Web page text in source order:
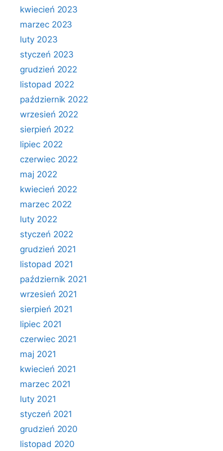
kwiecień 2023
marzec 2023
luty 2023
styczeń 2023
grudzień 2022
listopad 2022
październik 2022
wrzesień 2022
sierpień 2022
lipiec 2022
czerwiec 2022
maj 2022
kwiecień 2022
marzec 2022
luty 2022
styczeń 2022
grudzień 2021
listopad 2021
październik 2021
wrzesień 2021
sierpień 2021
lipiec 2021
czerwiec 2021
maj 2021
kwiecień 2021
marzec 2021
luty 2021
styczeń 2021
grudzień 2020
listopad 2020